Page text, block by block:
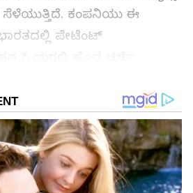
ಕಂಪನಿಯು ಈ
ಪೇಟೆಂಟ್
ಆದರೆ, ಭವಿಷ್ಯದಲ್ಲಿ
ತರುವ ಬಗ್ಗೆ ಕಂಪನಿ
ಸ್ಪಷ್ಟ.
asianet suvarna news ಅನ್ನು